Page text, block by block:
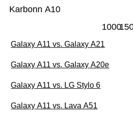
Karbonn A10
1000
Galaxy A11 vs. Galaxy A21
Galaxy A11 vs. Galaxy A20e
Galaxy A11 vs. LG Stylo 6
Galaxy A11 vs. Lava A51